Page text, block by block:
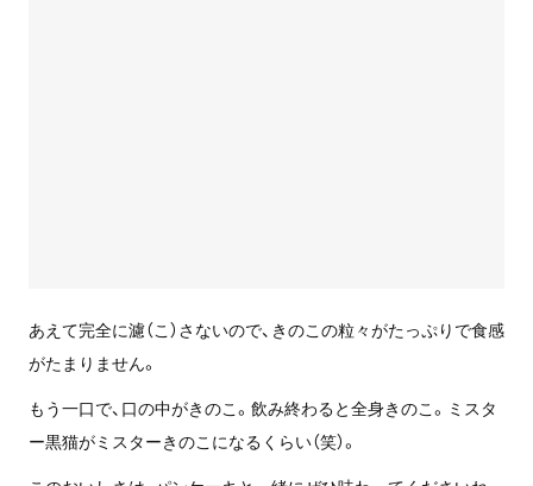
あえて完全に濾（こ）さないので、きのこの粒々がたっぷりで食感
がたまりません。
もう一口で、口の中がきのこ。飲み終わると全身きのこ。ミスタ
ー黒猫がミスターきのこになるくらい（笑）。